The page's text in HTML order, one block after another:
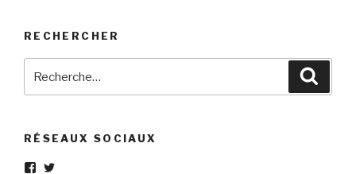
RECHERCHER
RÉSEAUX SOCIAUX
VoirVoir